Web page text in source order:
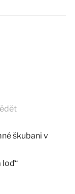
škubani v
loď“